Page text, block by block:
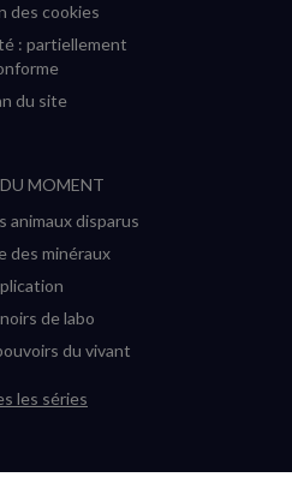
des cookies
: partiellement
du site
MOMENT
animaux disparus
des minéraux
de labo
du vivant
les séries